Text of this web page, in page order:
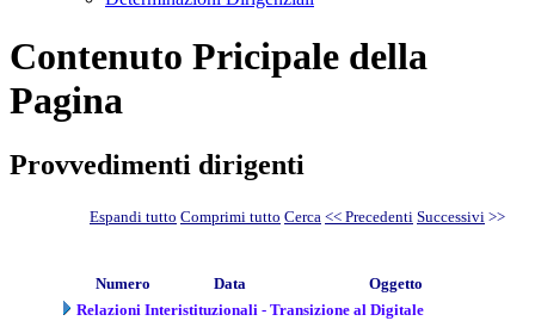
Contenuto Pricipale della
Pagina
Provvedimenti dirigenti
Espandi tutto Comprimi tutto Cerca << Precedenti Successivi >>
Numero Data
Oggetto
Relazioni Interistituzionali - Transizione al Digitale